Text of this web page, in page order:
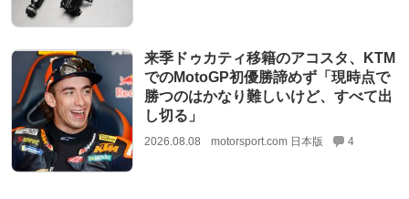
来季ドゥカティ移籍のアコスタ、KTM
でのMotoGP初優勝諦めず「現時点で
勝つのはかなり難しいけど、すべて出
し切る」
2026.08.08 motorsport.com 日本版 4